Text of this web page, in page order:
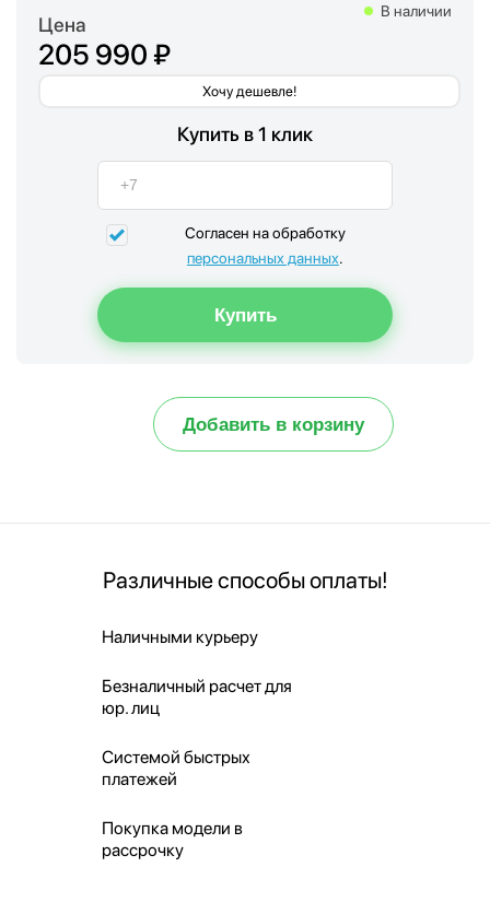
Цена
205 990 ₽
Хочу дешевле!
В наличии
Купить в 1 клик
Согласен на обработку
персональных данных.
Добавить в корзину
Различные способы оплаты!
Наличными курьеру
Безналичный расчет для
юр. лиц
Системой быстрых
платежей
Покупка модели в
рассрочку